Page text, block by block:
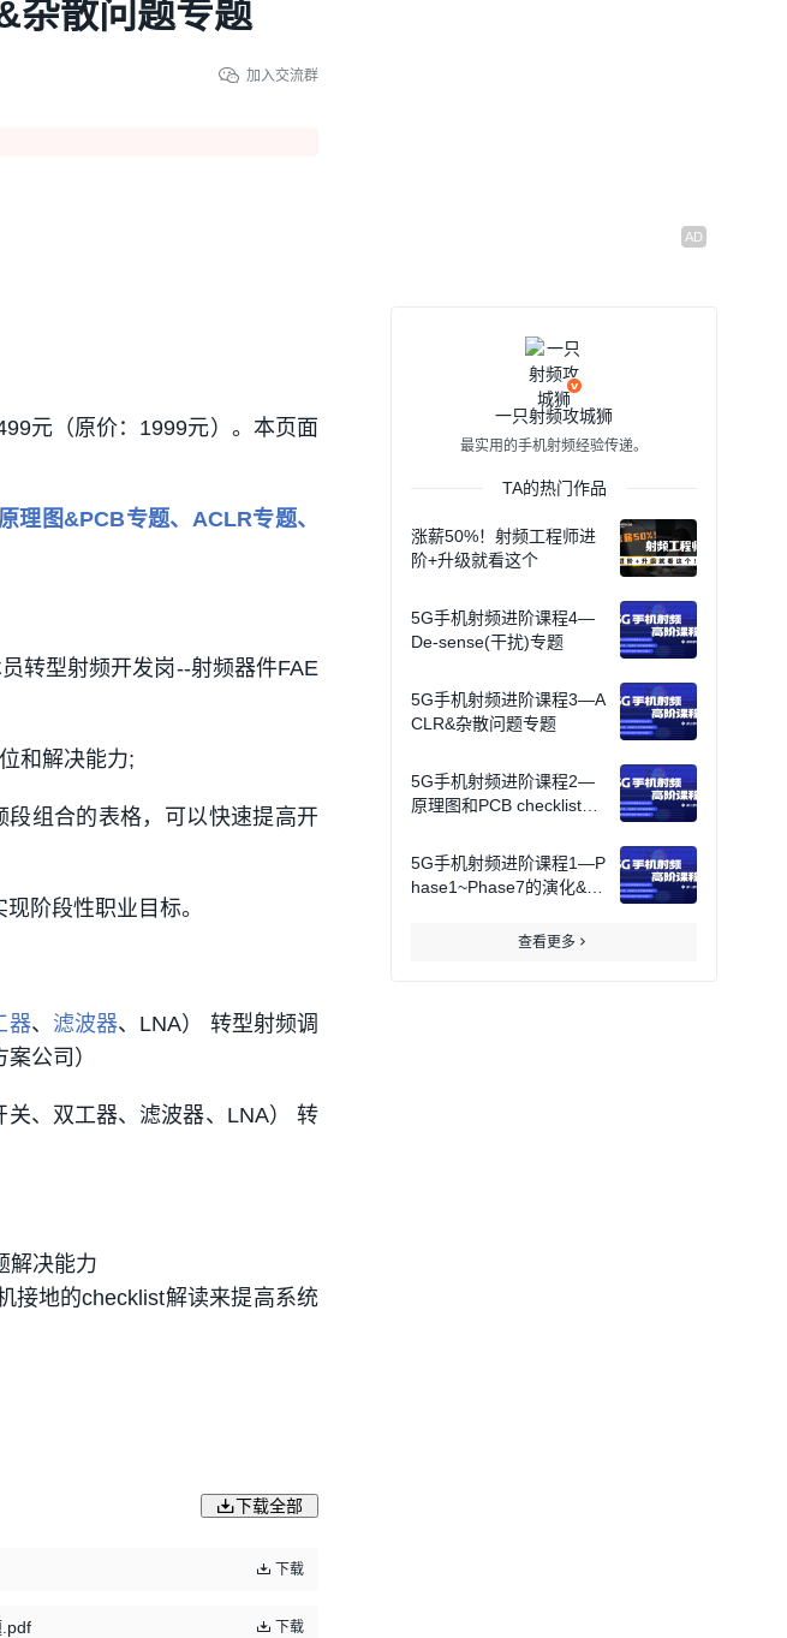
杂散问题专题
加入交流群
元（原价：1999元）。本页面
理图&PCB专题、ACLR专题、
转型射频开发岗--射频器件FAE
和解决能力;
组合的表格，可以快速提高开
阶段性职业目标。
器、 滤波器、LNA） 转型射频调
公司）
、双工器、滤波器、LNA） 转
解决能力
接地的checklist解读来提高系统
下载全部
下载
下载
一只射频攻城狮
最实用的手机射频经验传递。
TA的热门作品
涨薪50%！射频工程师进
阶+升级就看这个
5G手机射频进阶课程4—
De-sense(干扰)专题
5G手机射频进阶课程3—A
CLR&杂散问题专题
5G手机射频进阶课程2—
原理图和PCB checklist解
5G手机射频进阶课程1—P
hase1~Phase7的演化&射
查看更多